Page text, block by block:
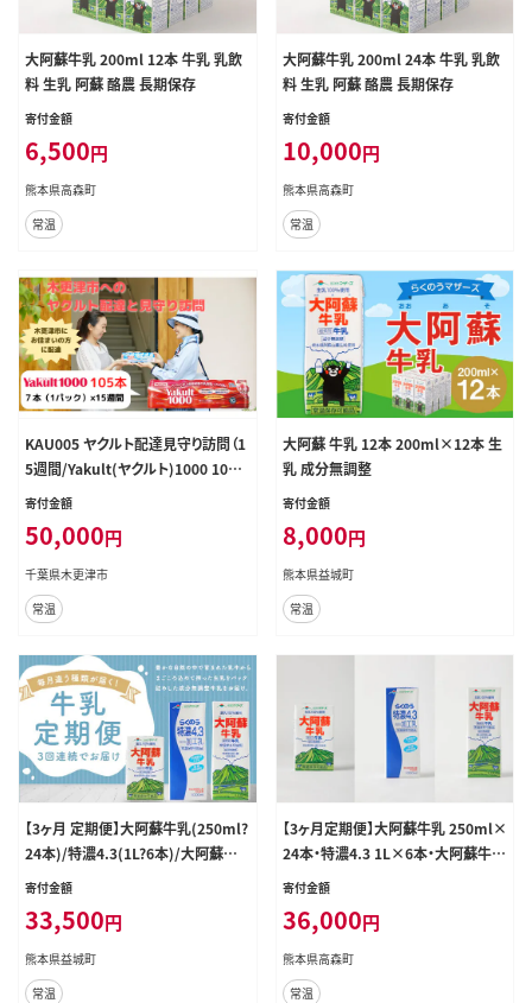
大阿蘇牛乳 200ml 12本 牛乳 乳飲
料 生乳 阿蘇 酪農 長期保存
寄付金額
6,500円
熊本県高森町
常温
大阿蘇牛乳 200ml 24本 牛乳 乳飲
料 生乳 阿蘇 酪農 長期保存
寄付金額
10,000円
熊本県高森町
常温
KAU005 ヤクルト配達見守り訪問（1
5週間/Yakult(ヤクルト)1000 105
本）木更津市内宅配限定
寄付金額
50,000円
千葉県木更津市
常温
大阿蘇 牛乳 12本 200ml×12本 生
乳 成分無調整
寄付金額
8,000円
熊本県益城町
常温
【3ヶ月 定期便】大阿蘇牛乳(250ml?
24本)/特濃4.3(1L?6本)/大阿蘇牛
乳(1L?6本)毎月違うものが届きま
寄付金額
33,500円
熊本県益城町
常温
【3ヶ月定期便】大阿蘇牛乳 250ml×
24本・特濃4.3 1L×6本・大阿蘇牛乳
1L×6本 毎月違うものが届きます!
ズ 定期便 3回
寄付金額
36,000円
熊本県高森町
常温